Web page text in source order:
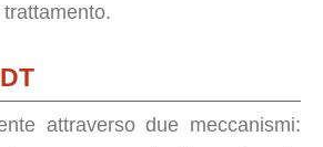
attraverso due meccanismi: